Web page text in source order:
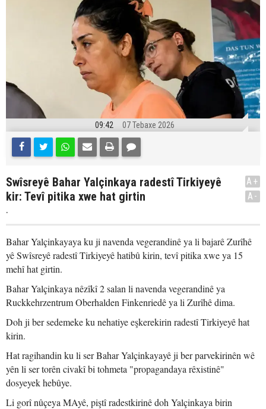
09:42 07 Tebaxe 2026
Swîsreyê Bahar Yalçinkaya radestî Tirkiyeyê
kir: Tevî pitika xwe hat girtin
.
A+
A-
Bahar Yalçinkayaya ku ji navenda vegerandinê ya li bajarê Zurîhê
yê Swîsreyê radestî Tirkiyeyê hatibû kirin, tevî pitika xwe ya 15
mehî hat girtin.
Bahar Yalçinkaya nêzîkî 2 salan li navenda vegerandinê ya
Ruckkehrzentrum Oberhalden Finkenriedê ya li Zurîhê dima.
Doh ji ber sedemeke ku nehatiye eşkerekirin radestî Tirkiyeyê hat
kirin.
Hat ragihandin ku li ser Bahar Yalçinkayayê ji ber parvekirinên wê
yên li ser torên civakî bi tohmeta "propagandaya rêxistinê"
dosyeyek hebûye.
Li gorî nûçeya MAyê, piştî radestkirinê doh Yalçinkaya birin